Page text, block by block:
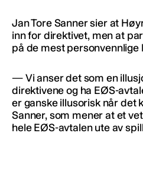
Jan Tore Sanner sier at
inn for direktivet, men at
på de mest personvennlige
— Vi anser det som en
direktivene og ha EØS-
er ganske illusorisk når det
Sanner, som mener at et
hele EØS-avtalen ute av